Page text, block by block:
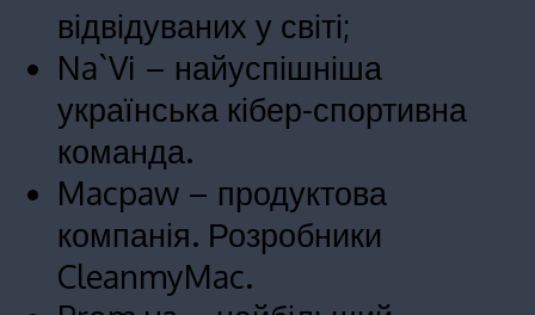
відвідуваних у світі;
Na`Vi – найуспішніша
українська кібер-спортивна
команда.
Macpaw – продуктова
компанія. Розробники
CleanmyMac.